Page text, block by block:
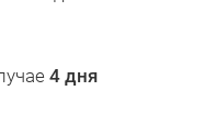
4 дня